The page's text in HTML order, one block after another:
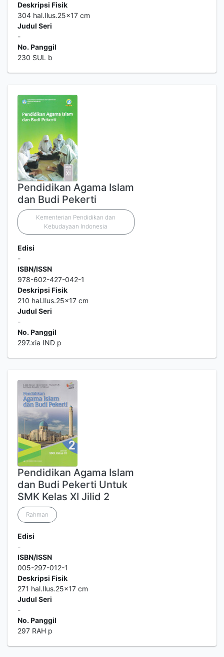
Deskripsi Fisik
304 hal.Ilus.25x17 cm
Judul Seri
-
No. Panggil
230 SUL b
Pendidikan Agama Islam
dan Budi Pekerti
Kementerian Pendidikan dan
Kebudayaan Indonesia
Edisi
-
ISBN/ISSN
978-602-427-042-1
Deskripsi Fisik
210 hal.Ilus.25x17 cm
Judul Seri
-
No. Panggil
297.xia IND p
Pendidikan Agama Islam
dan Budi Pekerti Untuk
SMK Kelas XI Jilid 2
Rahman
Edisi
-
ISBN/ISSN
005-297-012-1
Deskripsi Fisik
271 hal.Ilus.25x17 cm
Judul Seri
-
No. Panggil
297 RAH p